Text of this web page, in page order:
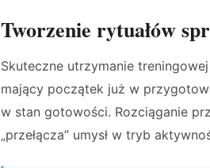
Tworzenie rytuałów
Skuteczne utrzymanie
mający początek już w
w stan gotowości. Rozciąganie
„przełącza” umysł w tryb